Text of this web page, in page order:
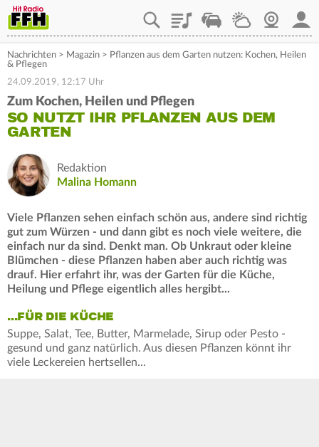
PlaylistStaupilotWetterWebcam
Nachrichten > Magazin > Pflanzen aus dem Garten nutzen: Kochen, Heilen
& Pflegen
24.09.2019, 12:17 Uhr
Zum Kochen, Heilen und Pflegen
SO NUTZT IHR PFLANZEN AUS DEM
GARTEN
Redaktion
Malina Homann
Viele Pflanzen sehen einfach schön aus, andere sind richtig
gut zum Würzen - und dann gibt es noch viele weitere, die
einfach nur da sind. Denkt man. Ob Unkraut oder kleine
Blümchen - diese Pflanzen haben aber auch richtig was
drauf. Hier erfahrt ihr, was der Garten für die Küche,
Heilung und Pflege eigentlich alles hergibt...
...FÜR DIE KÜCHE
Suppe, Salat, Tee, Butter, Marmelade, Sirup oder Pesto -
gesund und ganz natürlich. Aus diesen Pflanzen könnt ihr
viele Leckereien hertsellen...